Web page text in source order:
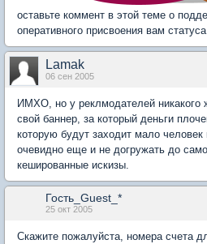
оставьте коммент в этой теме о
оперативного присвоения вам статуса
Lamak
06 сен 2005
ИМХО, но у реклмодателей никакого
свой баннер, за который деньги
которую будут заходит мало человек
очевидно еще и не догружать до
кешированные искизы.
Гость_Guest_*
25 окт 2005
Скажите пожалуйста, номера счета